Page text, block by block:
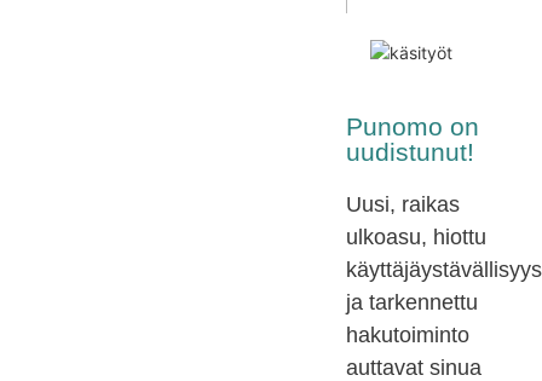
Punomo on
uudistunut!
Uusi, raikas
ulkoasu, hiottu
käyttäjäystävällisyys
ja tarkennettu
hakutoiminto
auttavat sinua